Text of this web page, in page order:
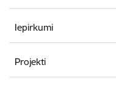
Iepirkumi
Projekti